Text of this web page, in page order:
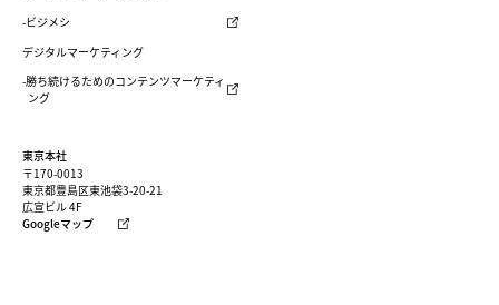
東京本社
〒170-0013
東京都豊島区東池袋3-20-21
広宣ビル 4F
Googleマップ
-ビジメシ
デジタルマーケティング
-勝ち続けるためのコンテンツマーケティ
ング